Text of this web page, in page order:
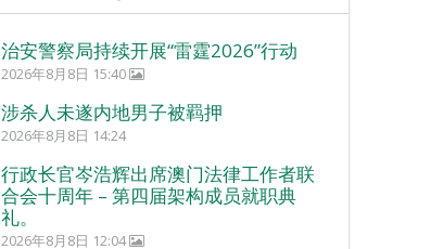
治安警察局持续开展“雷霆2026”行动
2026年8月8日 15:40
涉杀人未遂内地男子被羁押
2026年8月8日 14:24
行政长官岑浩辉出席澳门法律工作者联
合会十周年 – 第四届架构成员就职典
礼。
2026年8月8日 12:04